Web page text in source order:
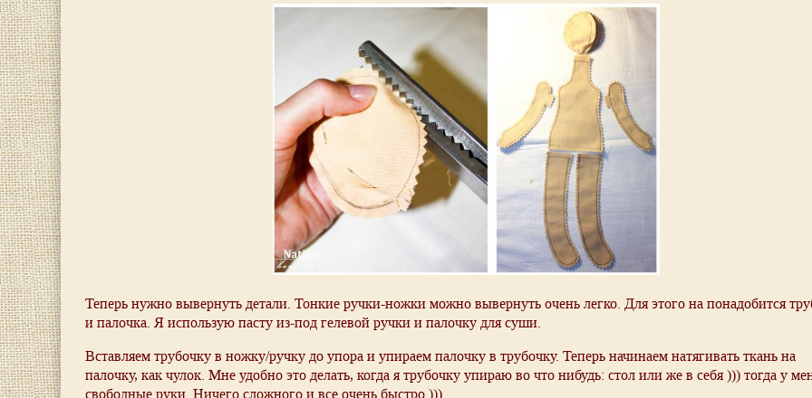
Теперь нужно вывернуть детали. Тонкие ручки-ножки можно вывернуть очень легко. Для этого на понадобится
и палочка. Я использую пасту из-под гелевой ручки и палочку для суши.
Вставляем трубочку в ножку/ручку до упора и упираем палочку в трубочку. Теперь начинаем натягивать ткань на
палочку, как чулок. Мне удобно это делать, когда я трубочку упираю во что нибудь: стол или же в себя ))) тогда у
свободные руки. Ничего сложного и все очень быстро )))